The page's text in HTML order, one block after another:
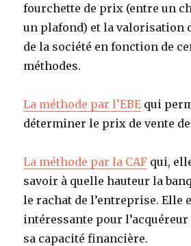
fourchette de prix (entre un
un plafond) et la valorisation
de la société en fonction de
méthodes.
La méthode par l’EBE qui
déterminer le prix de vente
La méthode par la CAF qui,
savoir à quelle hauteur la
le rachat de l’entreprise. Elle
intéressante pour
sa capacité financière.